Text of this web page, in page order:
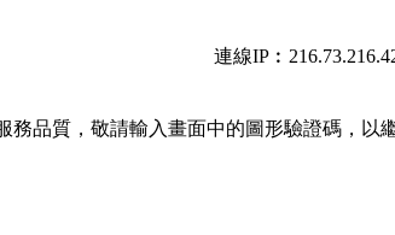
連線
務品質，敬請輸入畫面中的圖形驗證碼，以